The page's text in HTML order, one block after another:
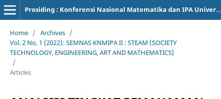
Prosiding : Konferensi Nasional Matematika dan IPA Universitas PGRI Banyuwangi
Home / Archives /
Vol. 2 No. 1 (2022): SEMNAS KNMIPA II : STEAM (SOCIETY
TECHNOLOGY, ENGINEERING, ART AND MATHEMATICS)
/
Articles